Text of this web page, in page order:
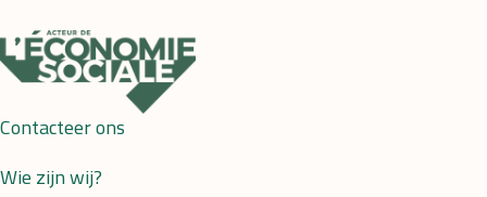
Contacteer ons
Wie zijn wij?